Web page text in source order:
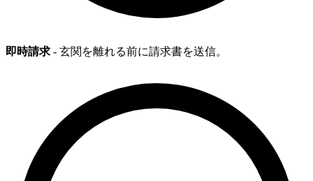
即時請求 - 玄関を離れる前に請求書を送信。